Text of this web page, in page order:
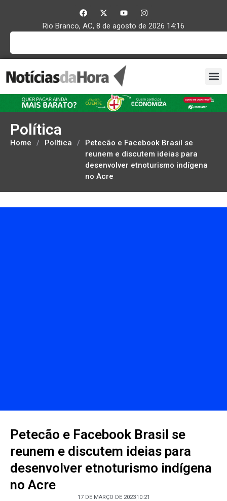
Rio Branco, AC, 8 de agosto de 2026 14:16
Política
Home / Política /
Petecão e Facebook Brasil se
reunem e discutem ideias para
desenvolver etnoturismo indígena
no Acre
Petecão e Facebook Brasil se
reunem e discutem ideias para
desenvolver etnoturismo indígena
no Acre
17 DE MARÇO DE 202310:21